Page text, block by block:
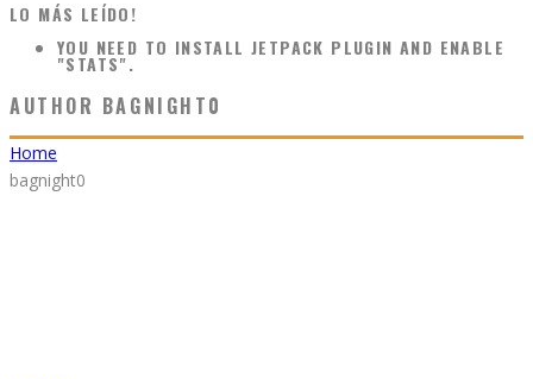
LO MÁS LEÍDO!
YOU NEED TO INSTALL JETPACK PLUGIN AND ENABLE
"STATS".
AUTHOR BAGNIGHT0
Home
bagnight0